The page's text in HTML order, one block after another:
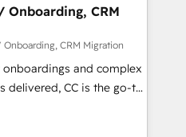
developing their
HubSpot through
seamless integration of
digital ecosystem. Would
your inbound
With 125+
Onboarding, CRM
CRM Migration
and complex
delivered, CC is the go-to
ready to
smarter. We specialize